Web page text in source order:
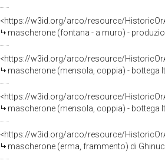
<https://w3id.org/arco/resource/
mascherone (fontana - a muro) -
<https://w3id.org/arco/resource/
mascherone (mensola, coppia) - bottega
<https://w3id.org/arco/resource/
mascherone (mensola, coppia) - bottega
<https://w3id.org/arco/resource/
mascherone (erma, frammento) di